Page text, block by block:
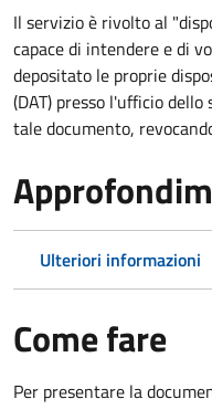
Il servizio è rivolto al
capace di intendere e di
depositato le proprie
(DAT) presso l'ufficio
tale documento,
Ulteriori informazioni
Come fare
Per presentare la